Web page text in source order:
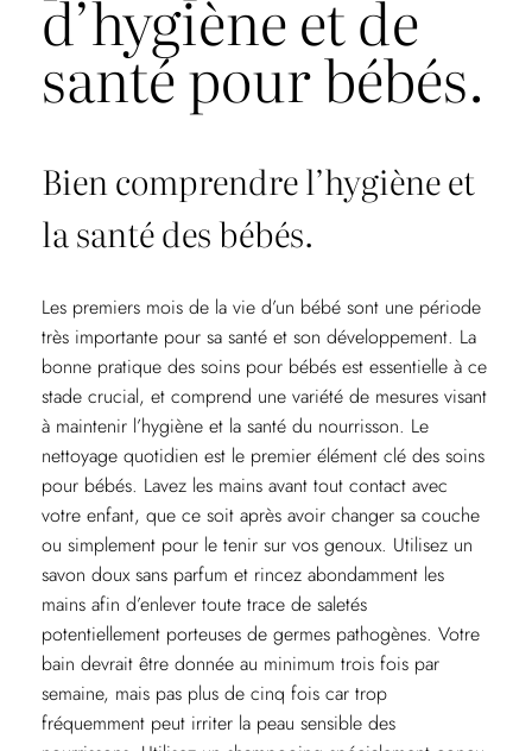
d’hygiène et de
santé pour bébés.
Bien comprendre l’hygiène et
la santé des bébés.
Les premiers mois de la vie d’un bébé sont une période
très importante pour sa santé et son développement. La
bonne pratique des soins pour bébés est essentielle à ce
stade crucial, et comprend une variété de mesures visant
à maintenir l’hygiène et la santé du nourrisson. Le
nettoyage quotidien est le premier élément clé des soins
pour bébés. Lavez les mains avant tout contact avec
votre enfant, que ce soit après avoir changer sa couche
ou simplement pour le tenir sur vos genoux. Utilisez un
savon doux sans parfum et rincez abondamment les
mains afin d’enlever toute trace de saletés
potentiellement porteuses de germes pathogènes. Votre
bain devrait être donnée au minimum trois fois par
semaine, mais pas plus de cinq fois car trop
fréquemment peut irriter la peau sensible des